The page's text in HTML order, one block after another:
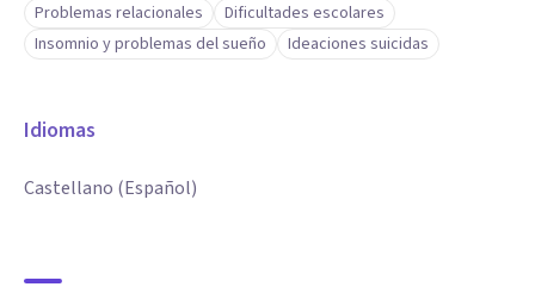
Problemas relacionales
Dificultades escolares
Insomnio y problemas del sueño
Ideaciones suicidas
Idiomas
Castellano (Español)